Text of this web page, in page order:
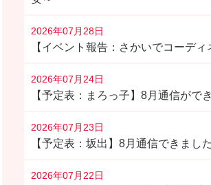
2026年07月28日
【イベント報告：さかいでコーディ
2026年07月24日
【予定表：まろっ子】8月通信がで
2026年07月23日
【予定表：坂出】8月通信できました
2026年07月22日